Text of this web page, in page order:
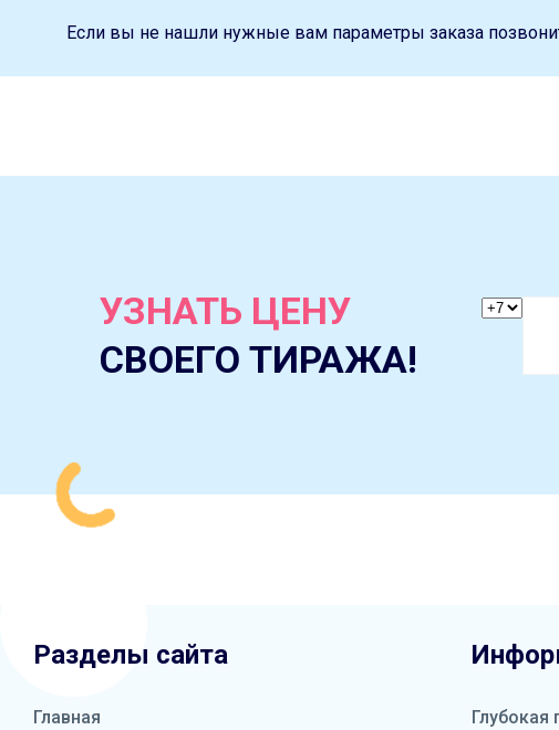
Если вы не нашли нужные вам параметры заказа
УЗНАТЬ ЦЕНУ
СВОЕГО ТИРАЖА!
Разделы сайта
Главная
Глубокая